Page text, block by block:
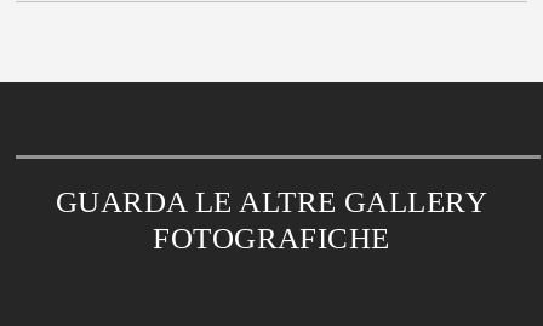
GUARDA LE ALTRE GALLERY
FOTOGRAFICHE